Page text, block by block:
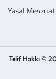
Yasal Mevzuat
Telif Hakkı ©